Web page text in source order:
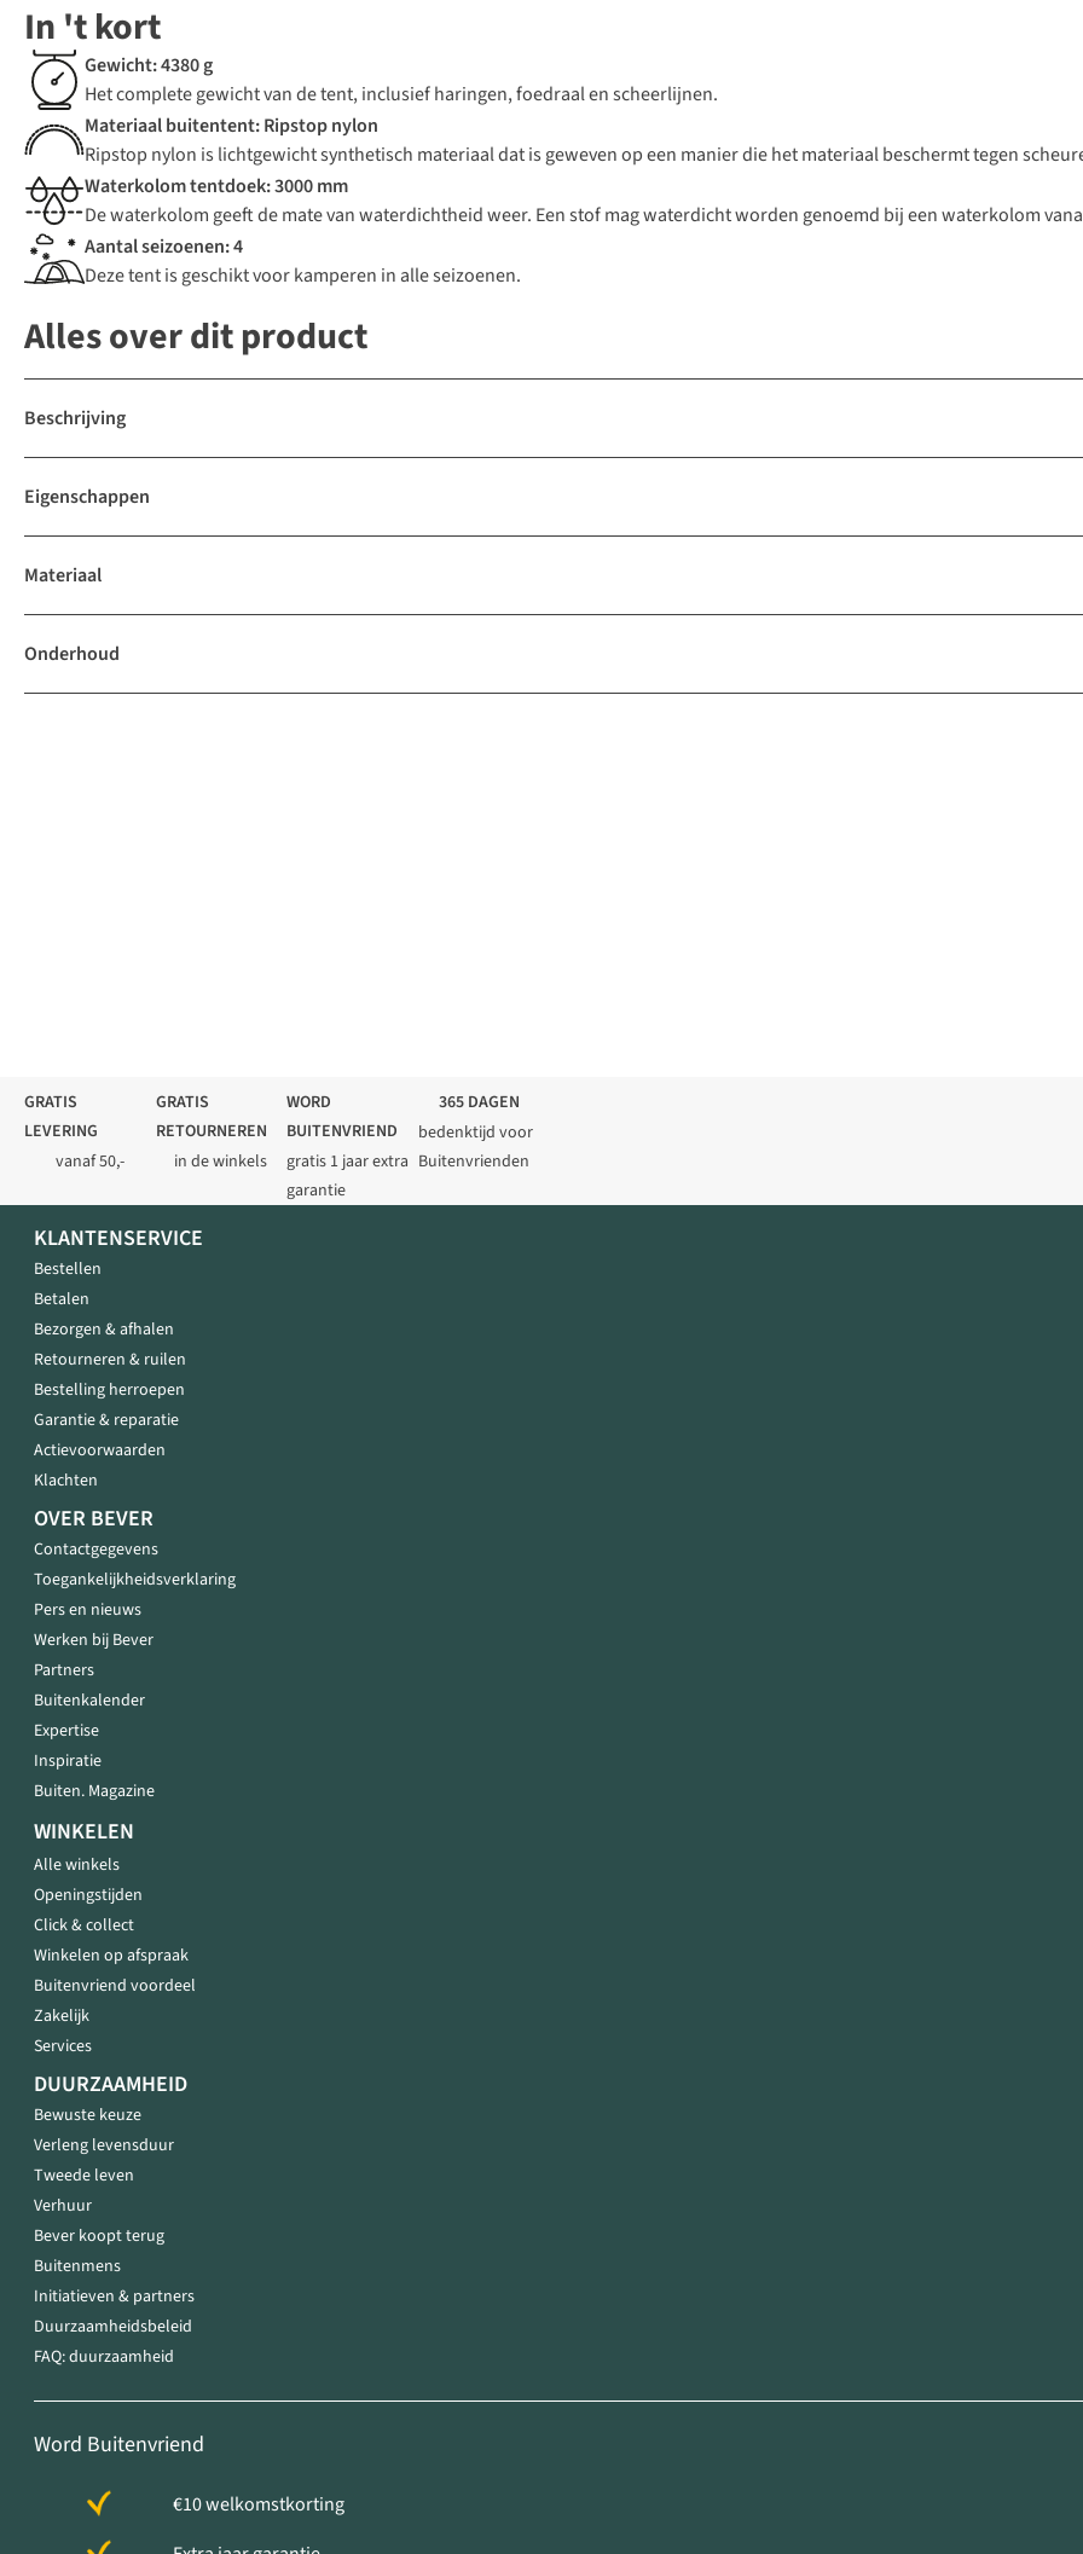
In 't kort
Gewicht: 4380 g
Het complete gewicht van de tent, inclusief haringen, foedraal en scheerlijnen.
Materiaal buitentent: Ripstop nylon
Ripstop nylon is lichtgewicht synthetisch materiaal dat is geweven op een manier die het materiaal beschermt tegen
Waterkolom tentdoek: 3000 mm
De waterkolom geeft de mate van waterdichtheid weer. Een stof mag waterdicht worden genoemd bij een waterkolom
Aantal seizoenen: 4
Deze tent is geschikt voor kamperen in alle seizoenen.
Alles over dit product
Beschrijving
Eigenschappen
Materiaal
Onderhoud
GRATIS
LEVERING
vanaf 50,-
GRATIS
RETOURNEREN
in de winkels
WORD
BUITENVRIEND
gratis 1 jaar extra
garantie
365 DAGEN
bedenktijd voor
Buitenvrienden
KLANTENSERVICE
Bestellen
Betalen
Bezorgen & afhalen
Retourneren & ruilen
Bestelling herroepen
Garantie & reparatie
Actievoorwaarden
Klachten
OVER BEVER
Contactgegevens
Toegankelijkheidsverklaring
Pers en nieuws
Werken bij Bever
Partners
Buitenkalender
Expertise
Inspiratie
Buiten. Magazine
WINKELEN
Alle winkels
Openingstijden
Click & collect
Winkelen op afspraak
Buitenvriend voordeel
Zakelijk
Services
DUURZAAMHEID
Bewuste keuze
Verleng levensduur
Tweede leven
Verhuur
Bever koopt terug
Buitenmens
Initiatieven & partners
Duurzaamheidsbeleid
FAQ: duurzaamheid
Word Buitenvriend
€10 welkomstkorting